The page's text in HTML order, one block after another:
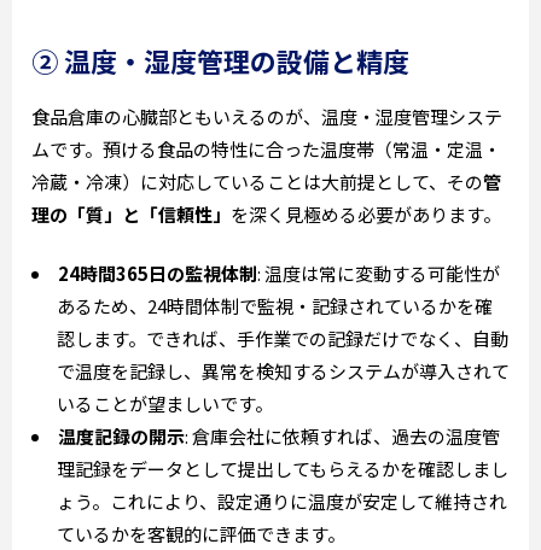
② 温度・湿度管理の設備と精度
食品倉庫の心臓部ともいえるのが、温度・湿度管理システ
ムです。預ける食品の特性に合った温度帯（常温・定温・
冷蔵・冷凍）に対応していることは大前提として、その管
理の「質」と「信頼性」 を深く見極める必要があります。
24時間365日の監視体制: 温度は常に変動する可能性が
あるため、24時間体制で監視・記録されているかを確
認します。できれば、手作業での記録だけでなく、自動
で温度を記録し、異常を検知するシステムが導入されて
いることが望ましいです。
温度記録の開示: 倉庫会社に依頼すれば、過去の温度管
理記録をデータとして提出してもらえるかを確認しまし
ょう。これにより、設定通りに温度が安定して維持され
ているかを客観的に評価できます。